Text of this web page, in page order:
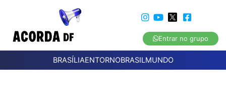
Entrar no grupo
BRASÍLIAENTORNOBRASILMUNDO